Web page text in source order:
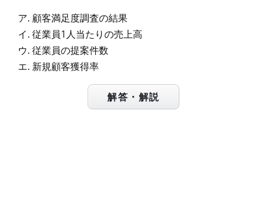
顧客満足度調査の結果
従業員1人当たりの売上高
従業員の提案件数
新規顧客獲得率
解答・解説